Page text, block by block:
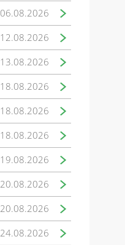
06.08.2026
12.08.2026
13.08.2026
18.08.2026
18.08.2026
18.08.2026
19.08.2026
20.08.2026
20.08.2026
24.08.2026